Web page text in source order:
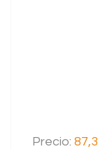
Precio: